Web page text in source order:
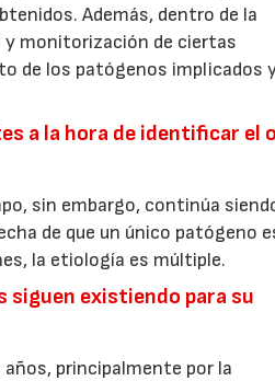
Además, dentro de la
y monitorización de ciertas
de los patógenos implicados
a la hora de identificar el
sin embargo, continúa
de que un único patógeno
la etiología es múltiple.
siguen existiendo para su
principalmente por la